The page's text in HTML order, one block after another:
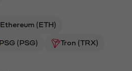
Ethereum (ETH)
PSG (PSG) Tron (TRX)